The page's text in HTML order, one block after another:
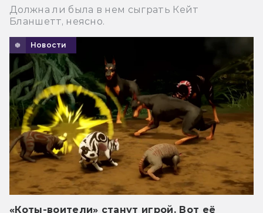
Должна ли была в нем сыграть Кейт
Бланшетт, неясно.
Новости
«Коты-воители» станут игрой. Вот её